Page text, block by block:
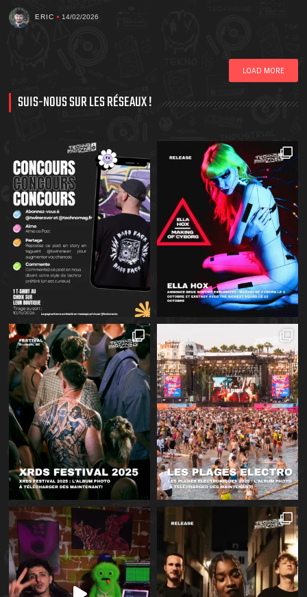
ERIC 14/02/2026
LOAD MORE
SUIS-NOUS SUR LES RÉSEAUX !